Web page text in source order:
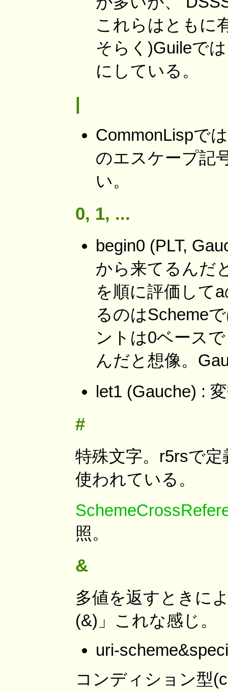
これらはともに
そらく)Guileで
にしている。
|
CommonLispで
のエスケープ記
い。
0, 1, ...
begin0 (PLT,
から来てるんだ
を順に評価して
るのはScheme
ントは0ベース
んだと想像。
let1 (Gauche) :
#
特殊文字。r5rsで
使われている。
照。
&
多値を返すときに
(&)」これな感じ。
uri-
コンディション型